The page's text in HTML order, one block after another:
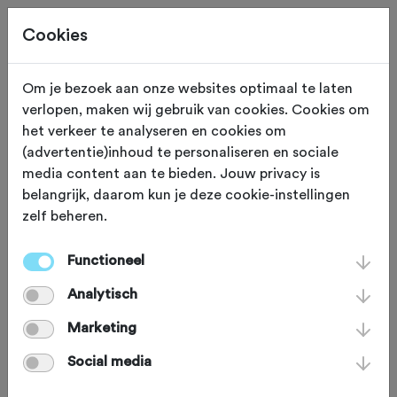
Den Haag Zuid Holland
KEK Fietsclub Den
Haag
Cookies
Om je bezoek aan onze websites optimaal te laten
verlopen, maken wij gebruik van cookies. Cookies om
het verkeer te analyseren en cookies om
(advertentie)inhoud te personaliseren en sociale
media content aan te bieden. Jouw privacy is
belangrijk, daarom kun je deze cookie-instellingen
zelf beheren.
Functioneel
Analytisch
Marketing
Social media